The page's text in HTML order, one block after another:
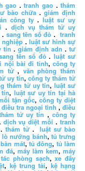
gao .tranh gao .thám
bào chữa . giám định
công ty. luật sư uy
.dịch vụ thám tử uy
. sang tên sổ đỏ .tranh
.luật sư hình sự
tín .giám định adn .tư
tên sổ đỏ.luật sư
nội bài đi tỉnh, công ty
tử, văn phòng thám
uy tín, công ty thám tử
thám tử uy tín,luật sư
tín, luật sư uy tín tại hà
tận gốc, công ty diệt
tra ngoại tình ,điều
tử uy tín , công ty
dịch vụ diệt mối .tranh
. thám tử.luật sư bào
lò nướng bánh, tủ trưng
bàn mát, tủ đông, tủ làm
đá, máy làm kem, máy
phòng sạch,xe đẩy
, kệ trung tải, kệ hạng